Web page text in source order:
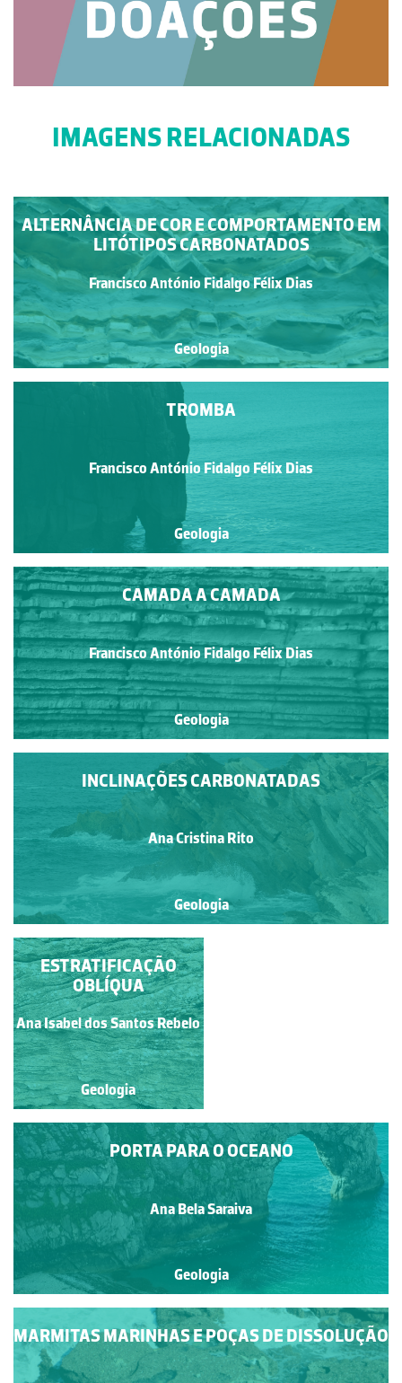
IMAGENS RELACIONADAS
ALTERNÂNCIA DE COR E COMPORTAMENTO EM
LITÓTIPOS CARBONATADOS
Francisco António Fidalgo Félix Dias
Geologia
TROMBA
Francisco António Fidalgo Félix Dias
Geologia
CAMADA A CAMADA
Francisco António Fidalgo Félix Dias
Geologia
INCLINAÇÕES CARBONATADAS
Ana Cristina Rito
Geologia
ESTRATOS
SEDIMENTARES
INCLINADOS
Francisca Maria Fernandes
Mendonça de Carvalho
Geologia
ESTRATIFICAÇÃO
OBLÍQUA
Ana Isabel dos Santos Rebelo
Geologia
PORTA PARA O OCEANO
Ana Bela Saraiva
Geologia
MARMITAS MARINHAS E POÇAS DE DISSOLUÇÃO